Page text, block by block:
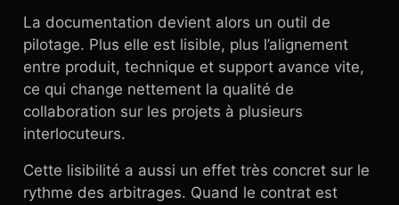
La documentation devient alors un outil de
pilotage. Plus elle est lisible, plus l’alignement
entre produit, technique et support avance vite,
ce qui change nettement la qualité de
collaboration sur les projets à plusieurs
interlocuteurs.
Cette lisibilité a aussi un effet très concret sur le
rythme des arbitrages. Quand le contrat est